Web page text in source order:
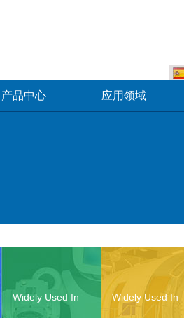
产品中心 应用领域